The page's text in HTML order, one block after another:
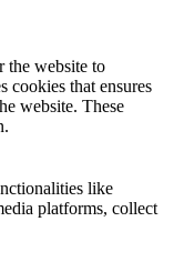
the website to
cookies that ensures
website. These
like
platforms, collect